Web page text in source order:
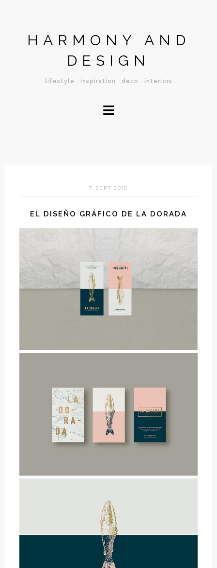
HARMONY AND
DESIGN
lifestyle · inspiration · deco · interiors
≡
7 SEPT 2015
EL DISEÑO GRÁFICO DE LA DORADA